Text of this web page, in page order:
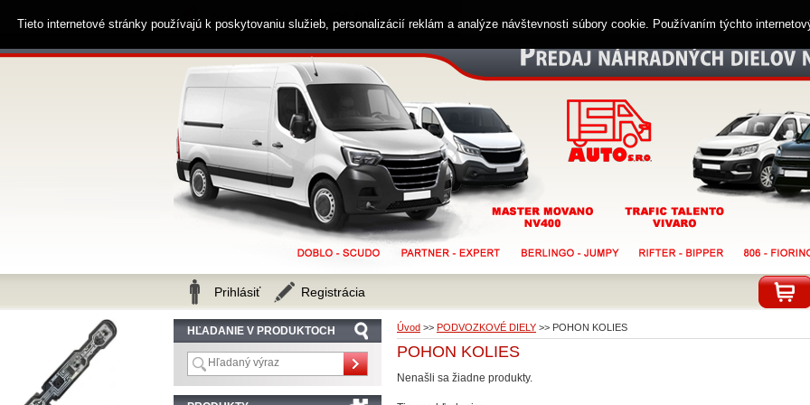
Úvod >> PODVOZKOVÉ DIELY >> POHON KOLIES
POHON KOLIES
Nenašli sa žiadne produkty.
HĽADANIE V PRODUKTOCH
Zákaznícka linka 0914 238 482
Prihlásiť Registrácia
Tieto internetové stránky používajú k poskytovaniu služieb, personalizácií reklám a analýze návštevnosti súbory cookie. Používaním týchto